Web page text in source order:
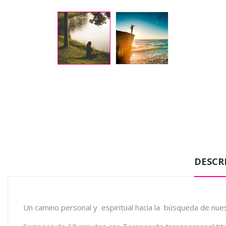
Un camino personal y espiritual hacia la búsqueda de